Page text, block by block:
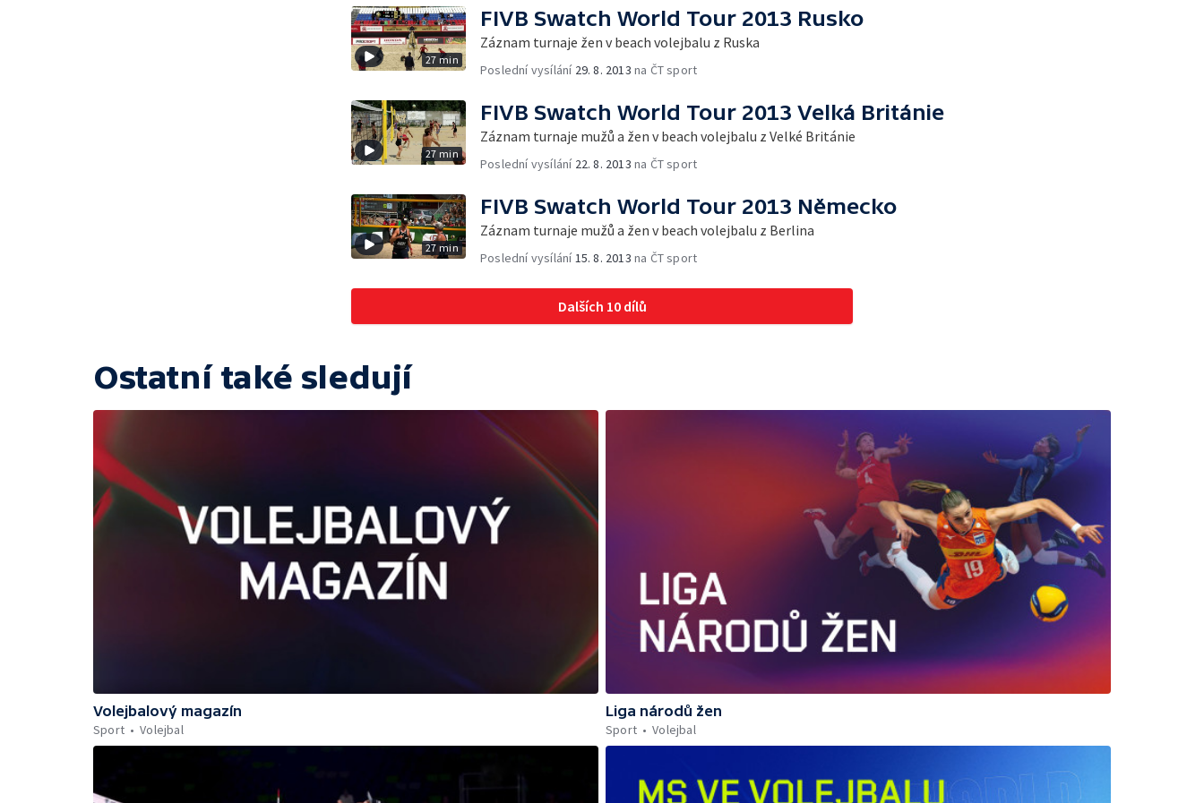
27 min
FIVB Swatch World Tour 2013 Rusko
Záznam turnaje žen v beach volejbalu z Ruska
Poslední vysílání 29. 8. 2013 na ČT sport
27 min
FIVB Swatch World Tour 2013 Velká Británie
Záznam turnaje mužů a žen v beach volejbalu z Velké Británie
Poslední vysílání 22. 8. 2013 na ČT sport
27 min
FIVB Swatch World Tour 2013 Německo
Záznam turnaje mužů a žen v beach volejbalu z Berlina
Poslední vysílání 15. 8. 2013 na ČT sport
Dalších 10 dílů
Ostatní také sledují
Volejbalový magazín
Sport
Volejbal
Liga národů žen
Sport
Volejbal